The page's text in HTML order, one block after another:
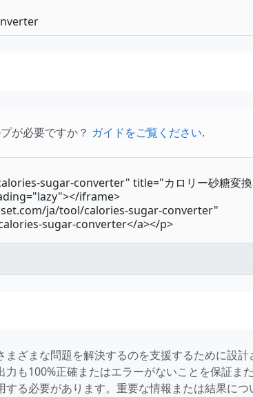
が必要ですか？ ガイドをご覧ください.
ざまな問題を解決するのを支援するために設
も100%正確またはエラーがないことを保証ま
る必要があります。重要な情報または結果に